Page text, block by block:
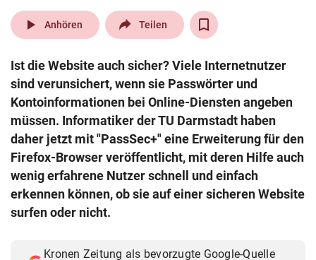
pin_drop
Wien arrow_right
search
Suchbegriff
eingeben
© Krone Multimedia GmbH & Co KG 2026
Muthgasse 2, 1190 Wien
play_arrow Anhören Teilen
Ist die Website auch sicher? Viele Internetnutzer
sind verunsichert, wenn sie Passwörter und
Kontoinformationen bei Online-Diensten angeben
müssen. Informatiker der TU Darmstadt haben
daher jetzt mit "PassSec+" eine Erweiterung für den
Firefox-Browser veröffentlicht, mit deren Hilfe auch
wenig erfahrene Nutzer schnell und einfach
erkennen können, ob sie auf einer sicheren Website
surfen oder nicht.
Kronen Zeitung als bevorzugte Google-Quelle